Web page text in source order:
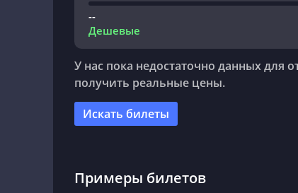
--
Дешевые
У нас пока недостаточно данных для
получить реальные цены.
Искать билеты
Примеры билетов